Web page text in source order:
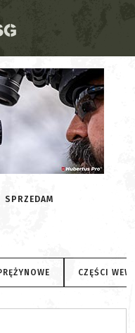
SPRZEDAM
CZĘŚCI